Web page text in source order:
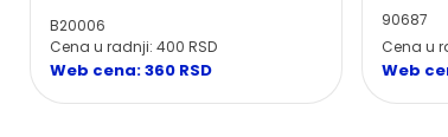
B20006
Cena u radnji: 400 RSD
Web cena: 360 RSD
90687
Cena u
Web